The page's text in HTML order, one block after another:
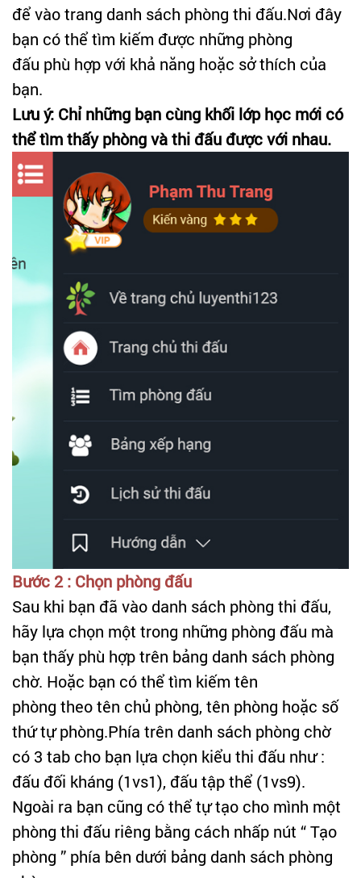
để vào trang danh sách phòng thi đấu.Nơi đây
bạn có thể tìm kiếm được những phòng
đấu phù hợp với khả năng hoặc sở thích của
bạn.
Lưu ý: Chỉ những bạn cùng khối lớp học mới có
thể tìm thấy phòng và thi đấu được với nhau.
Bước 2 : Chọn phòng đấu
Sau khi bạn đã vào danh sách phòng thi đấu,
hãy lựa chọn một trong những phòng đấu mà
bạn thấy phù hợp trên bảng danh sách phòng
chờ. Hoặc bạn có thể tìm kiếm tên
phòng theo tên chủ phòng, tên phòng hoặc số
thứ tự phòng.Phía trên danh sách phòng chờ
có 3 tab cho bạn lựa chọn kiểu thi đấu như :
đấu đối kháng (1vs1), đấu tập thể (1vs9).
Ngoài ra bạn cũng có thể tự tạo cho mình một
phòng thi đấu riêng bằng cách nhấp nút “ Tạo
phòng ” phía bên dưới bảng danh sách phòng